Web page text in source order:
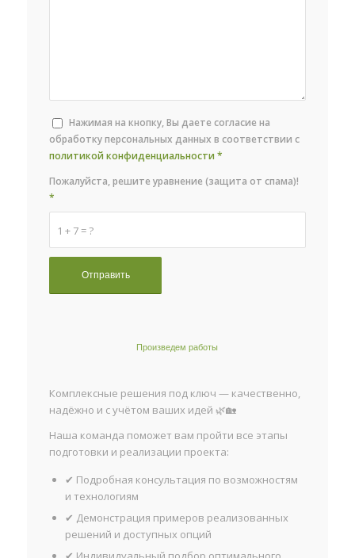
Нажимая на кнопку, Вы даете согласие на
обработку персональных данных в соответствии с
политикой конфиденциальности *
1 + 7 = ?
Пожалуйста, решите уравнение (защита от спама)!
*
Произведем работы
Комплексные решения под ключ — качественно,
надёжно и с учётом ваших идей 🌿🏡
Наша команда поможет вам пройти все этапы
подготовки и реализации проекта:
✔ Подробная консультация по возможностям
и технологиям
✔ Демонстрация примеров реализованных
решений и доступных опций